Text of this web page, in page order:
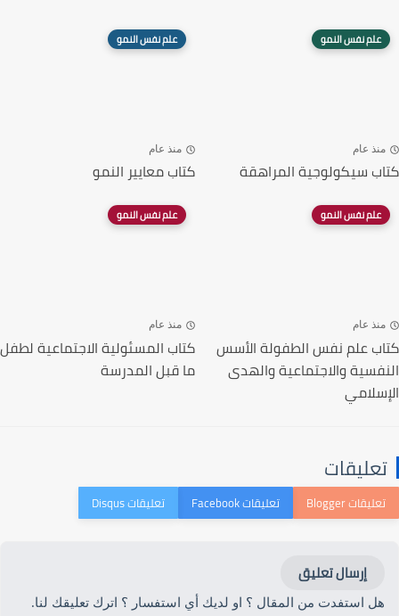
علم نفس النمو
منذ عام
كتاب سيكولوجية المراهقة
علم نفس النمو
منذ عام
كتاب معايير النمو
علم نفس النمو
منذ عام
كتاب علم نفس الطفولة الأسس
النفسية والاجتماعية والهدى
الإسلامي
علم نفس النمو
منذ عام
كتاب المسئولية الاجتماعية لطفل
ما قبل المدرسة
تعليقات
إرسال تعليق
هل استفدت من المقال ؟ او لديك أي استفسار ؟ اترك تعليقك لنا.